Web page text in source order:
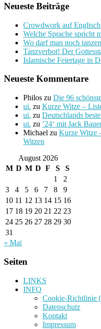
Neueste Beiträge
Crowdwork auf Englisch
Welche Sprache spricht
Wo darf man noch
Tanzverbot! Der
Islamische Feiertage in
Neueste Kommentare
Philos zu Die 96
ui. zu Kurze Witze –
ui. zu Deutschlands
ui. zu ’24‘ mit Jack
Michael zu Kurze Witze
Witzen
August 2026
M D M D F S
S
1
2
3
4 5 6 7 8
9
10 11 12 13 14 15 16
17 18 19 20 21 22 23
24 25 26 27 28 29 30
31
« Mai
Seiten
LINKS
INFO
Cookie-Richtlinie
Datenschutz
Kontakt
Impressum